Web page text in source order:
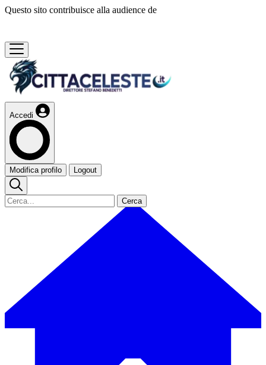
Questo sito contribuisce alla audience de
Accedi
Modifica profilo Logout
Cerca